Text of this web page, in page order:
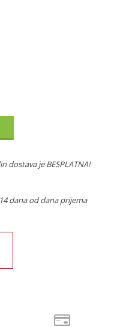
dostava je BESPLATNA!
dana od dana prijema